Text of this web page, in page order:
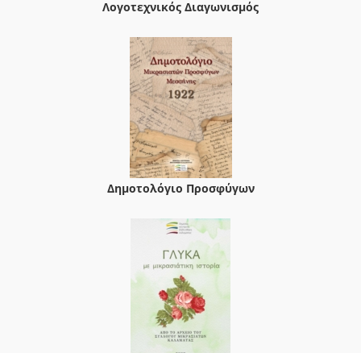
Λογοτεχνικός Διαγωνισμός
Δημοτολόγιο Προσφύγων